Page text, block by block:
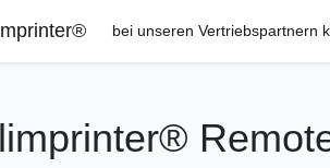
bei unseren Vertriebspartnern